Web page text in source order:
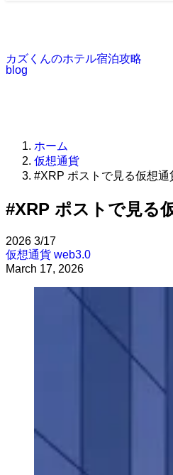
カズくんのホテル宿泊攻略
blog
ホーム
仮想通貨
#XRP ポストで見る仮想通
#XRP ポストで見る
2026 3/17
仮想通貨 web3.0
March 17, 2026